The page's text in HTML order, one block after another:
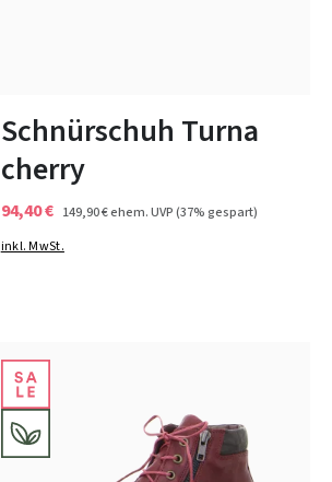
Schnürschuh Turna
cherry
94,40 € 149,90 €ehem. UVP(37% gespart)
inkl. MwSt.